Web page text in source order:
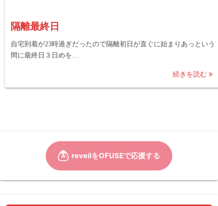
隔離最終日
自宅到着が23時過ぎだったので隔離初日が直ぐに始まりあっという
間に最終日３日めを…
続きを読む